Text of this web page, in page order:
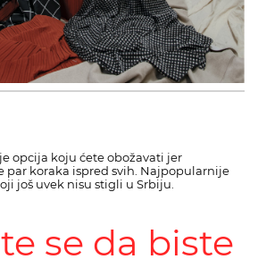
opcija koju ćete obožavati jer
par koraka ispred svih. Najpopularnije
još uvek nisu stigli u Srbiju.
se da biste